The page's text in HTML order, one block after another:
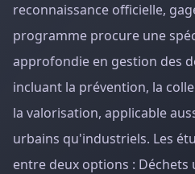
reconnaissance officielle,
programme procure une
approfondie en gestion des
incluant la prévention, la
la valorisation, applicable
urbains qu'industriels. Les
entre deux options : Déchets